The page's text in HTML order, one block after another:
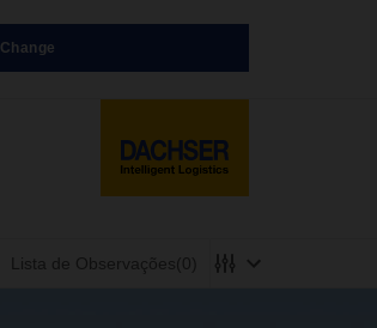
Change
Lista de Observações (0)